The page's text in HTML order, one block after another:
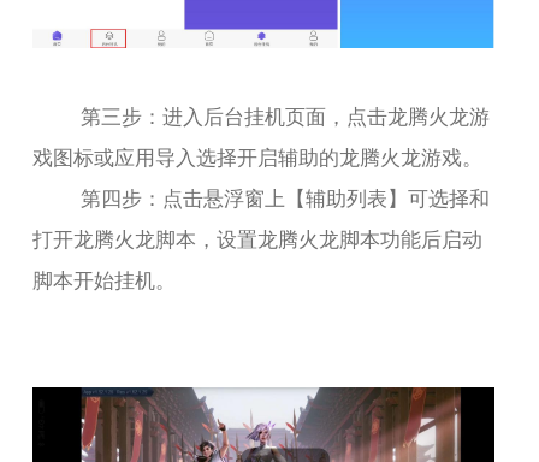
第三步：进入后台挂机页面，点击龙腾火龙游
戏图标或应用导入选择开启辅助的龙腾火龙游戏。
第四步：点击悬浮窗上【辅助列表】可选择和
打开龙腾火龙脚本，设置龙腾火龙脚本功能后启动
脚本开始挂机。